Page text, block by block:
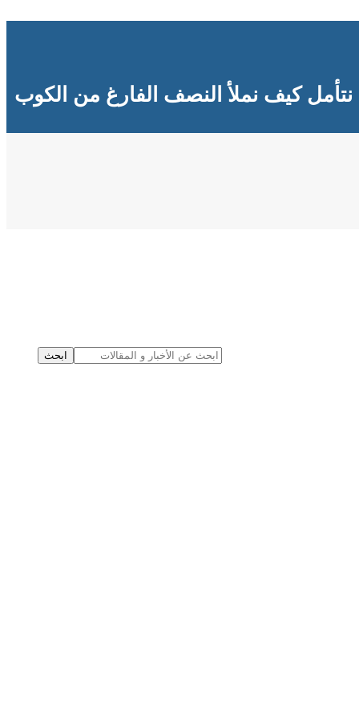
نتأمل كيف نملأ النصف الفارغ من الكوب